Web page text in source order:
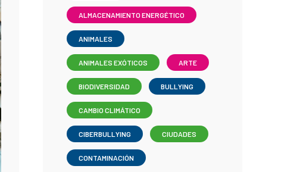
ALMACENAMIENTO ENERGÉTICO
ANIMALES
ANIMALES EXÓTICOS ARTE
BIODIVERSIDAD BULLYING
CAMBIO CLIMÁTICO
CIBERBULLYING CIUDADES
CONTAMINACIÓN